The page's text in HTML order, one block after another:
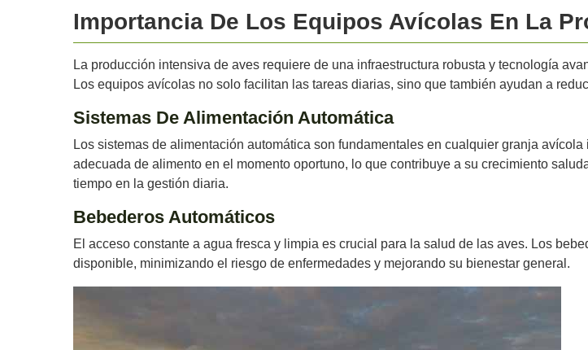
Importancia De Los Equipos Avícolas En La
La producción intensiva de aves requiere de una infraestructura robusta y tecnología
Los equipos avícolas no solo facilitan las tareas diarias, sino que también ayudan a
Sistemas De Alimentación Automática
Los sistemas de alimentación automática son fundamentales en cualquier granja
adecuada de alimento en el momento oportuno, lo que contribuye a su crecimiento
tiempo en la gestión diaria.
Bebederos Automáticos
El acceso constante a agua fresca y limpia es crucial para la salud de las aves. Los
disponible, minimizando el riesgo de enfermedades y mejorando su bienestar general.